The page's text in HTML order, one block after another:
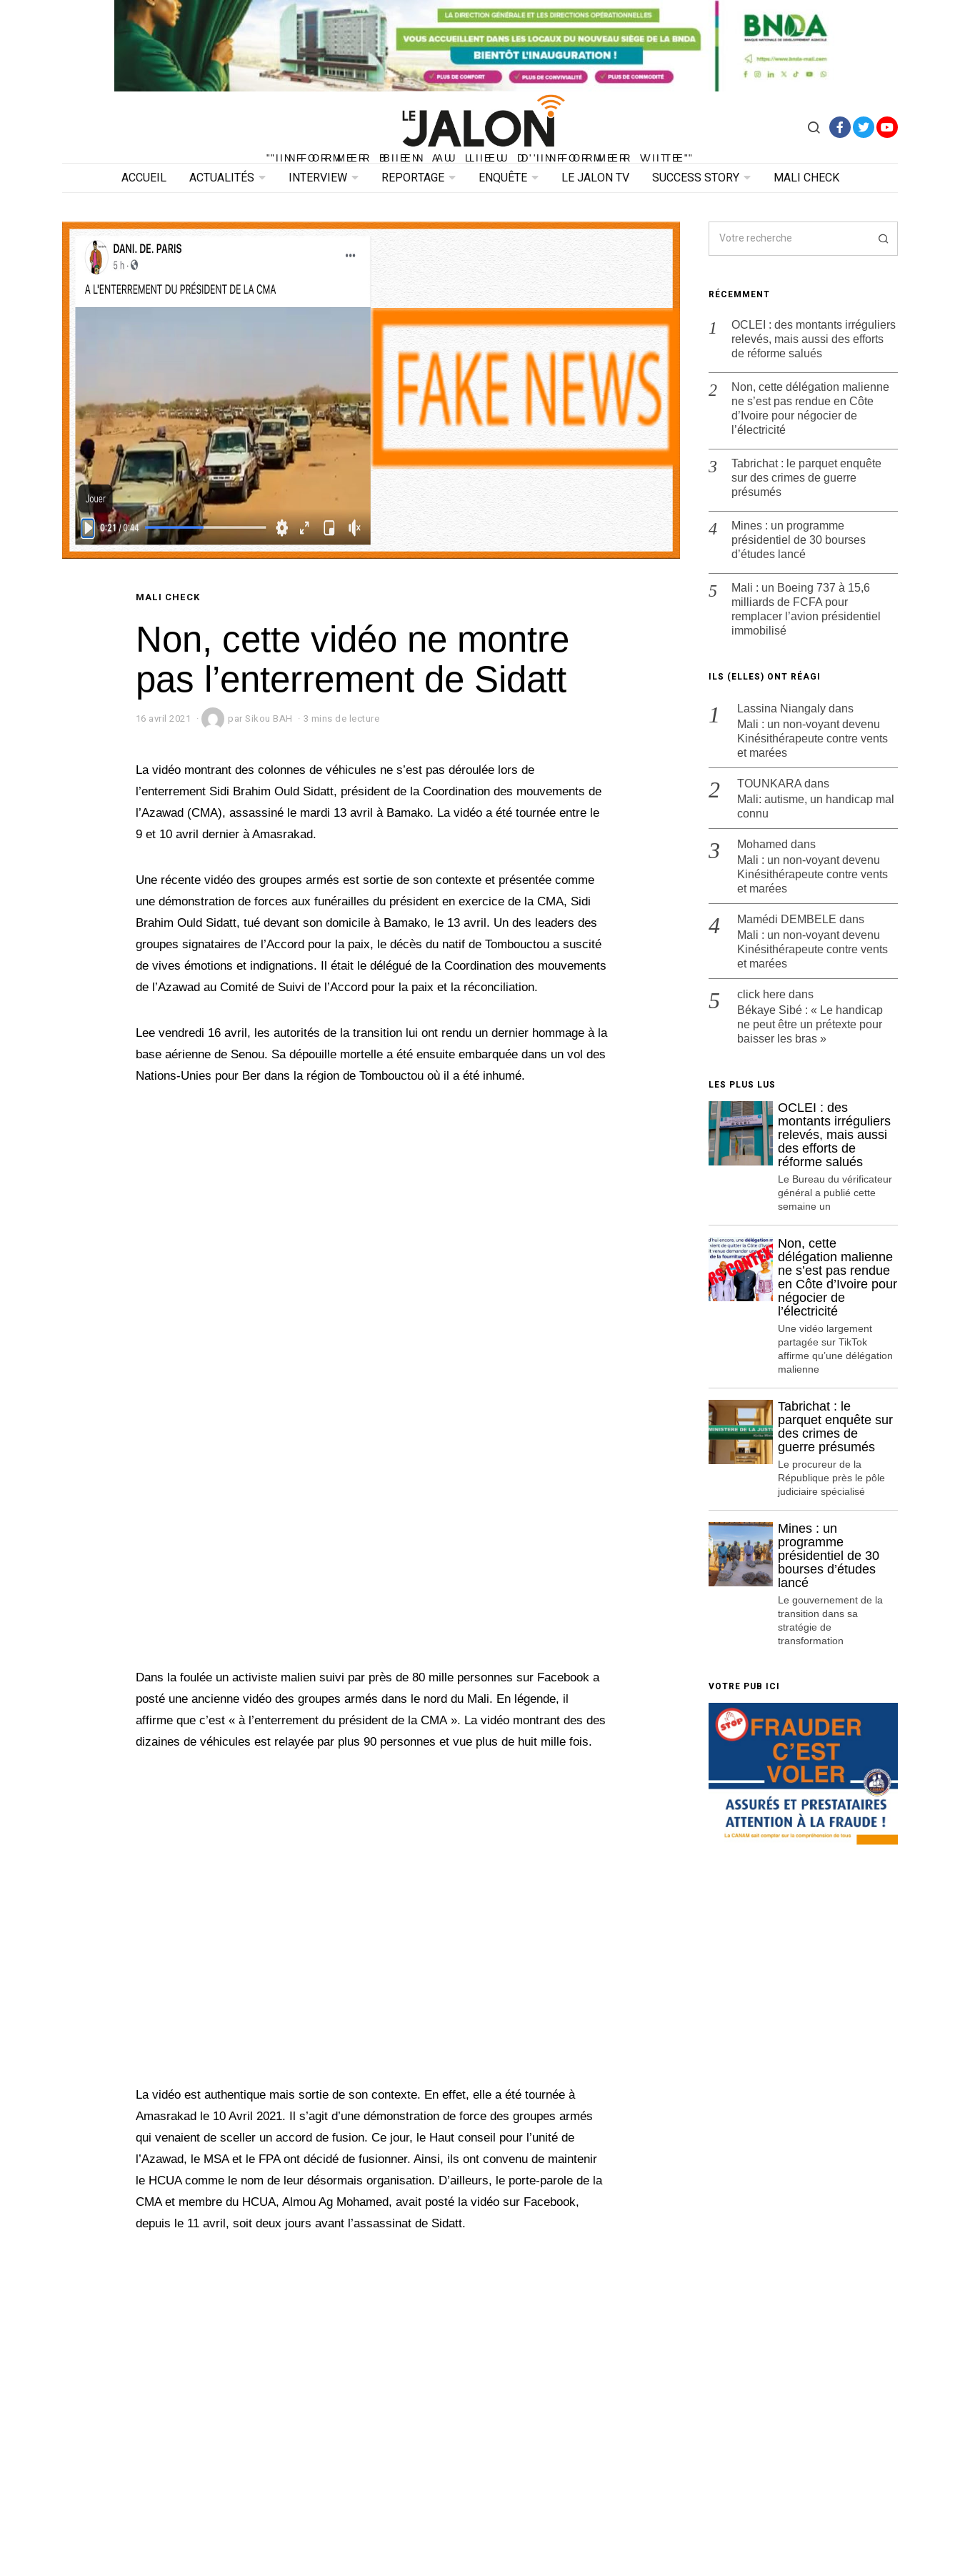
"INFORMER BIEN AU LIEU D'INFORMER VITE"
"INFORMER BIEN AU LIEU D'INFORMER VITE"
ACCUEIL ACTUALITÉS INTERVIEW REPORTAGE ENQUÊTE LE JALON TV SUCCESS STORY MALI CHECK
MALI CHECK
Non, cette vidéo ne montre
pas l’enterrement de Sidatt
16 avril 2021
r
l
2
0
2
par Sikou BAH 3 mins de lecture
La vidéo montrant des colonnes de véhicules ne s’est pas déroulée lors de
l’enterrement Sidi Brahim Ould Sidatt, président de la Coordination des mouvements de
l’Azawad (CMA), assassiné le mardi 13 avril à Bamako. La vidéo a été tournée entre le
9 et 10 avril dernier à Amasrakad.
Une récente vidéo des groupes armés est sortie de son contexte et présentée comme
une démonstration de forces aux funérailles du président en exercice de la CMA, Sidi
Brahim Ould Sidatt, tué devant son domicile à Bamako, le 13 avril. Un des leaders des
groupes signataires de l’Accord pour la paix, le décès du natif de Tombouctou a suscité
de vives émotions et indignations. Il était le délégué de la Coordination des mouvements
de l’Azawad au Comité de Suivi de l’Accord pour la paix et la réconciliation.
Lee vendredi 16 avril, les autorités de la transition lui ont rendu un dernier hommage à la
base aérienne de Senou. Sa dépouille mortelle a été ensuite embarquée dans un vol des
Nations-Unies pour Ber dans la région de Tombouctou où il a été inhumé.
Dans la foulée un activiste malien suivi par près de 80 mille personnes sur Facebook a
posté une ancienne vidéo des groupes armés dans le nord du Mali. En légende, il
affirme que c’est « à l’enterrement du président de la CMA ». La vidéo montrant des des
dizaines de véhicules est relayée par plus 90 personnes et vue plus de huit mille fois.
La vidéo est authentique mais sortie de son contexte. En effet, elle a été tournée à
Amasrakad le 10 Avril 2021. Il s’agit d’une démonstration de force des groupes armés
qui venaient de sceller un accord de fusion. Ce jour, le Haut conseil pour l’unité de
l’Azawad, le MSA et le FPA ont décidé de fusionner. Ainsi, ils ont convenu de maintenir
le HCUA comme le nom de leur désormais organisation. D’ailleurs, le porte-parole de la
CMA et membre du HCUA, Almou Ag Mohamed, avait posté la vidéo sur Facebook,
depuis le 11 avril, soit deux jours avant l’assassinat de Sidatt.
RÉCEMMENT
OCLEI : des montants irréguliers
relevés, mais aussi des efforts
de réforme salués
Non, cette délégation malienne
ne s’est pas rendue en Côte
d’Ivoire pour négocier de
l’électricité
Tabrichat : le parquet enquête
sur des crimes de guerre
présumés
Mines : un programme
présidentiel de 30 bourses
d’études lancé
Mali : un Boeing 737 à 15,6
milliards de FCFA pour
remplacer l’avion présidentiel
immobilisé
ILS (ELLES) ONT RÉAGI
Lassina Niangaly dans
Mali : un non-voyant devenu
Kinésithérapeute contre vents
et marées
TOUNKARA dans
Mali: autisme, un handicap mal
connu
Mohamed dans
Mali : un non-voyant devenu
Kinésithérapeute contre vents
et marées
Mamédi DEMBELE dans
Mali : un non-voyant devenu
Kinésithérapeute contre vents
et marées
click here dans
Békaye Sibé : « Le handicap
ne peut être un prétexte pour
baisser les bras »
LES PLUS LUS
OCLEI : des
montants irréguliers
relevés, mais aussi
des efforts de
réforme salués
Le Bureau du vérificateur
général a publié cette
semaine un
Non, cette
délégation malienne
ne s’est pas rendue
en Côte d’Ivoire pour
négocier de
l’électricité
Une vidéo largement
partagée sur TikTok
affirme qu’une délégation
malienne
Tabrichat : le
parquet enquête sur
des crimes de
guerre présumés
Le procureur de la
République près le pôle
judiciaire spécialisé
Mines : un
programme
présidentiel de 30
bourses d’études
lancé
Le gouvernement de la
transition dans sa
stratégie de
transformation
VOTRE PUB ICI